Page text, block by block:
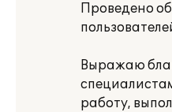
Проведено
Выражаю
работу,